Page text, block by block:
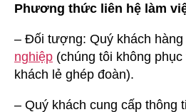
Phương thức liên hệ làm
– Đối tượng: Quý khách hàng
nghiệp (chúng tôi không
khách lẻ ghép đoàn).
– Quý khách cung cấp thông